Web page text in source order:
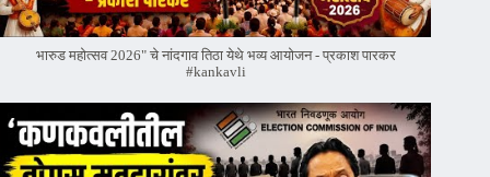
भारुड महोत्सव 2026" चे नांदगाव तिठा येथे भव्य आयोजन - प्रकाश पारकर
#kankavli